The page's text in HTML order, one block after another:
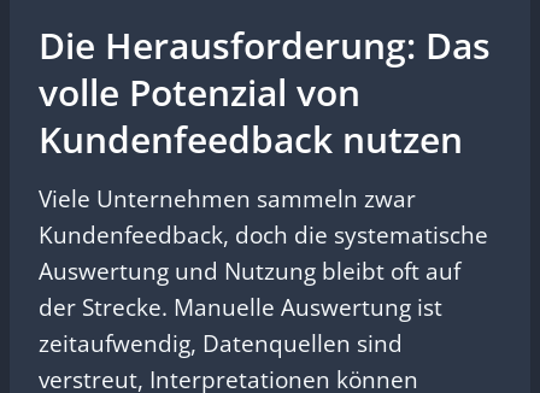
Die Herausforderung: Das
volle Potenzial von
Kundenfeedback nutzen
Viele Unternehmen sammeln zwar
Kundenfeedback, doch die systematische
Auswertung und Nutzung bleibt oft auf
der Strecke. Manuelle Auswertung ist
zeitaufwendig, Datenquellen sind
verstreut, Interpretationen können